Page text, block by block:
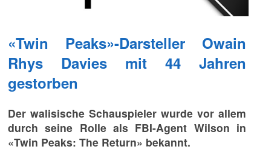
«Twin Peaks»-Darsteller Owain
Rhys Davies mit 44 Jahren
gestorben
Der walisische Schauspieler wurde vor allem
durch seine Rolle als FBI-Agent Wilson in
«Twin Peaks: The Return» bekannt.